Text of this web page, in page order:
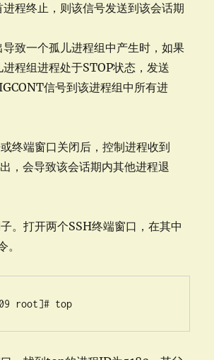
程终止，则该信号发送到该会话期
致一个孤儿进程组中产生时，如果
程组进程处于STOP状态，发送
信号到该进程组中所有进
终端窗口关闭后，控制进程收到
，会导致该会话期内其他进程退
。打开两个SSH终端窗口，在其中
root]# top